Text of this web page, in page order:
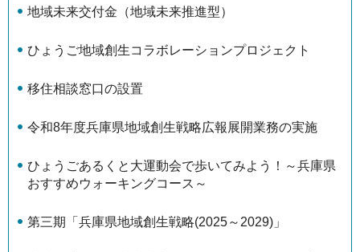
地域未来交付金（地域未来推進型）
ひょうご地域創生コラボレーションプロジェクト
移住相談窓口の設置
令和8年度兵庫県地域創生戦略広報展開業務の実施
ひょうごあるくと大運動会で歩いてみよう！～兵庫県
おすすめウォーキングコース～
第三期「兵庫県地域創生戦略(2025～2029)」